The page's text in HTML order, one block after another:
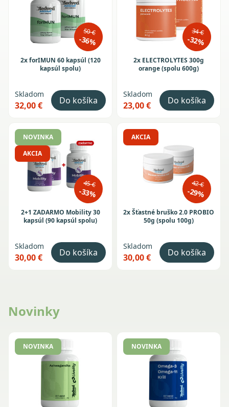
50 €
-36%
2x forIMUN 60 kapsúl (120
kapsúl spolu)
Skladom
32,00 € Do košíka
34 €
-32%
2x ELECTROLYTES 300g
orange (spolu 600g)
Skladom
23,00 € Do košíka
NOVINKA
AKCIA
45 €
-33%
2+1 ZADARMO Mobility 30
kapsúl (90 kapsúl spolu)
Skladom
30,00 € Do košíka
AKCIA
42 €
-29%
2x Šťastné bruško 2.0 PROBIO
50g (spolu 100g)
Skladom
30,00 € Do košíka
Novinky
NOVINKA NOVINKA